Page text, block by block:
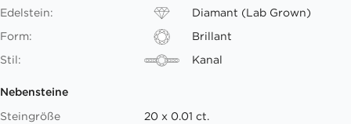
Edelstein:
Diamant (Lab Grown)
Form:
Brillant
Stil:
Kanal
Nebensteine
Steingröße
20 x 0.01 ct.